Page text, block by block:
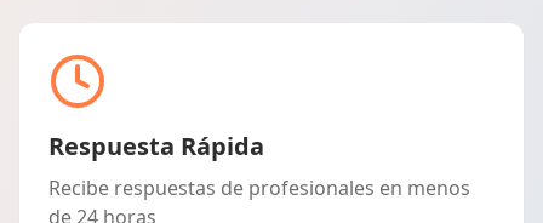
Respuesta Rápida
Recibe respuestas de profesionales en menos
de 24 horas